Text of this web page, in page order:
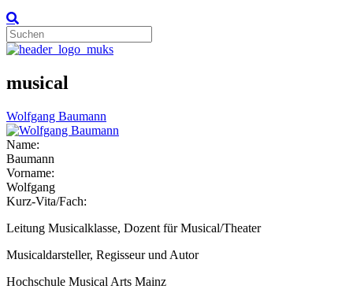
musical
Wolfgang Baumann
Name:
Baumann
Vorname:
Wolfgang
Kurz-Vita/Fach:
Leitung Musicalklasse, Dozent für Musical/Theater
Musicaldarsteller, Regisseur und Autor
Hochschule Musical Arts Mainz